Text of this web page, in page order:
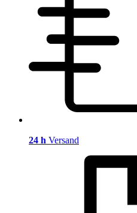
24 h Versand